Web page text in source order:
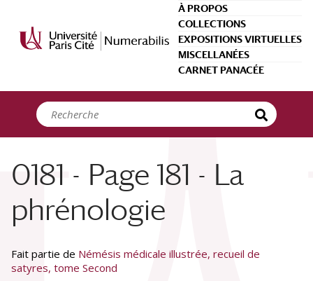
À PROPOS
COLLECTIONS
EXPOSITIONS VIRTUELLES
MISCELLANÉES
CARNET PANACÉE
0181 - Page 181 - La
phrénologie
Fait partie de Némésis médicale illustrée, recueil de
satyres, tome Second